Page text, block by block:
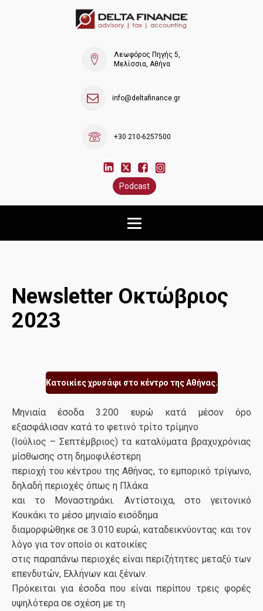
Λεωφόρος Πηγής 5,
Μελίσσια, Αθήνα
info@deltafinance.gr
+30 210-6257500
Podcast
Newsletter Οκτώβριος
2023
Κατοικίες χρυσάφι στο κέντρο της Αθήνας.
Μηνιαία έσοδα 3.200 ευρώ κατά μέσον όρο
εξασφάλισαν κατά το φετινό τρίτο τρίμηνο
(Ιούλιος – Σεπτέμβριος) τα καταλύματα βραχυχρόνιας
μίσθωσης στη δημοφιλέστερη
περιοχή του κέντρου της Αθήνας, το εμπορικό τρίγωνο,
δηλαδή περιοχές όπως η Πλάκα
και το Μοναστηράκι. Αντίστοιχα, στο γειτονικό
Κουκάκι το μέσο μηνιαίο εισόδημα
διαμορφώθηκε σε 3.010 ευρώ, καταδεικνύοντας και τον
λόγο για τον οποίο οι κατοικίες
στις παραπάνω περιοχές είναι περιζήτητες μεταξύ των
επενδυτών, Ελλήνων και ξένων.
Πρόκειται για έσοδα που είναι περίπου τρεις φορές
υψηλότερα σε σχέση με τη